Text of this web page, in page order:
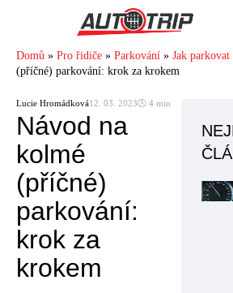
Domů » Pro řidiče » Parkování » Jak parkovat
(příčné) parkování: krok za krokem
Lucie Hromádková12. 03. 2023🕓 4 min
Návod na
kolmé
(příčné)
parkování:
krok za
krokem